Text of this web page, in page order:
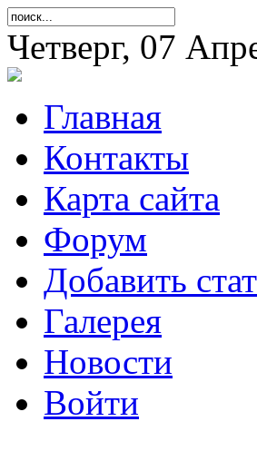
Четверг, 07
Главная
Контакты
Карта сайта
Форум
Добавить
Галерея
Новости
Войти